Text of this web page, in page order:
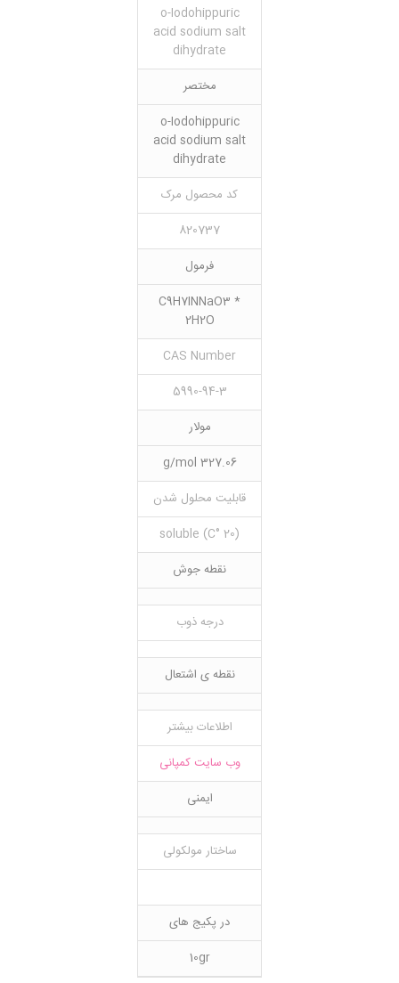
o-Iodohippuric
acid sodium salt
dihydrate
مختصر
o-Iodohippuric
acid sodium salt
dihydrate
کد محصول مرک
820737
فرمول
C9H7INNaO3 *
2H2O
CAS Number
5990-94-3
مولار
327.06 g/mol
قابلیت محلول شدن
(20 °C) soluble
نقطه جوش
درجه ذوب
نقطه ی اشتعال
اطلاعات بیشتر
وب سایت کمپانی
ایمنی
ساختار مولکولی
در پکیج های
10gr